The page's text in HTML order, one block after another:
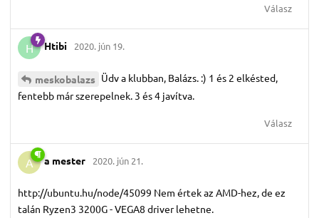
Válasz
H Htibi 2020. jún 19.
meskobalazs Üdv a klubban, Balázs. :) 1 és 2 elkésted,
fentebb már szerepelnek. 3 és 4 javítva.
Válasz
A a mester 2020. jún 21.
http://ubuntu.hu/node/45099 Nem értek az AMD-hez, de ez
talán Ryzen3 3200G - VEGA8 driver lehetne.